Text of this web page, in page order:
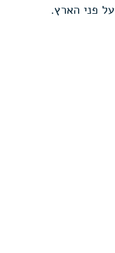
על פני הארץ.